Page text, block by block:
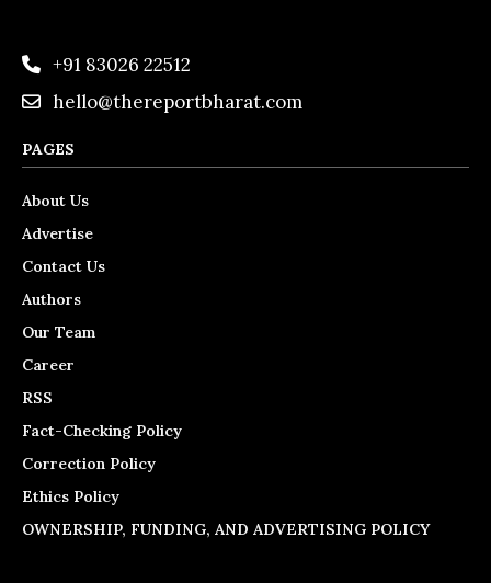
+91 83026 22512
hello@thereportbharat.com
PAGES
About Us
Advertise
Contact Us
Authors
Our Team
Career
RSS
Fact-Checking Policy
Correction Policy
Ethics Policy
OWNERSHIP, FUNDING, AND ADVERTISING POLICY